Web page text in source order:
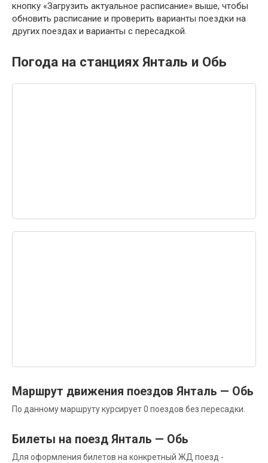
кнопку «Загрузить актуальное расписание» выше, чтобы
обновить расписание и проверить варианты поездки на
других поездах и варианты с пересадкой.
Погода на станциях Янталь и Обь
Маршрут движения поездов Янталь — Обь
По данному маршруту курсирует 0 поездов без пересадки.
Билеты на поезд Янталь — Обь
Для оформления билетов на конкретный ЖД поезд -